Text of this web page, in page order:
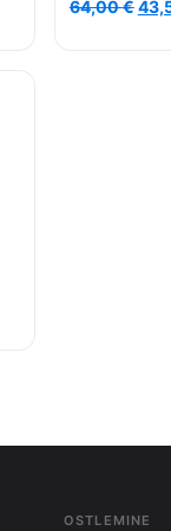
64,00€
OSTLEMINE